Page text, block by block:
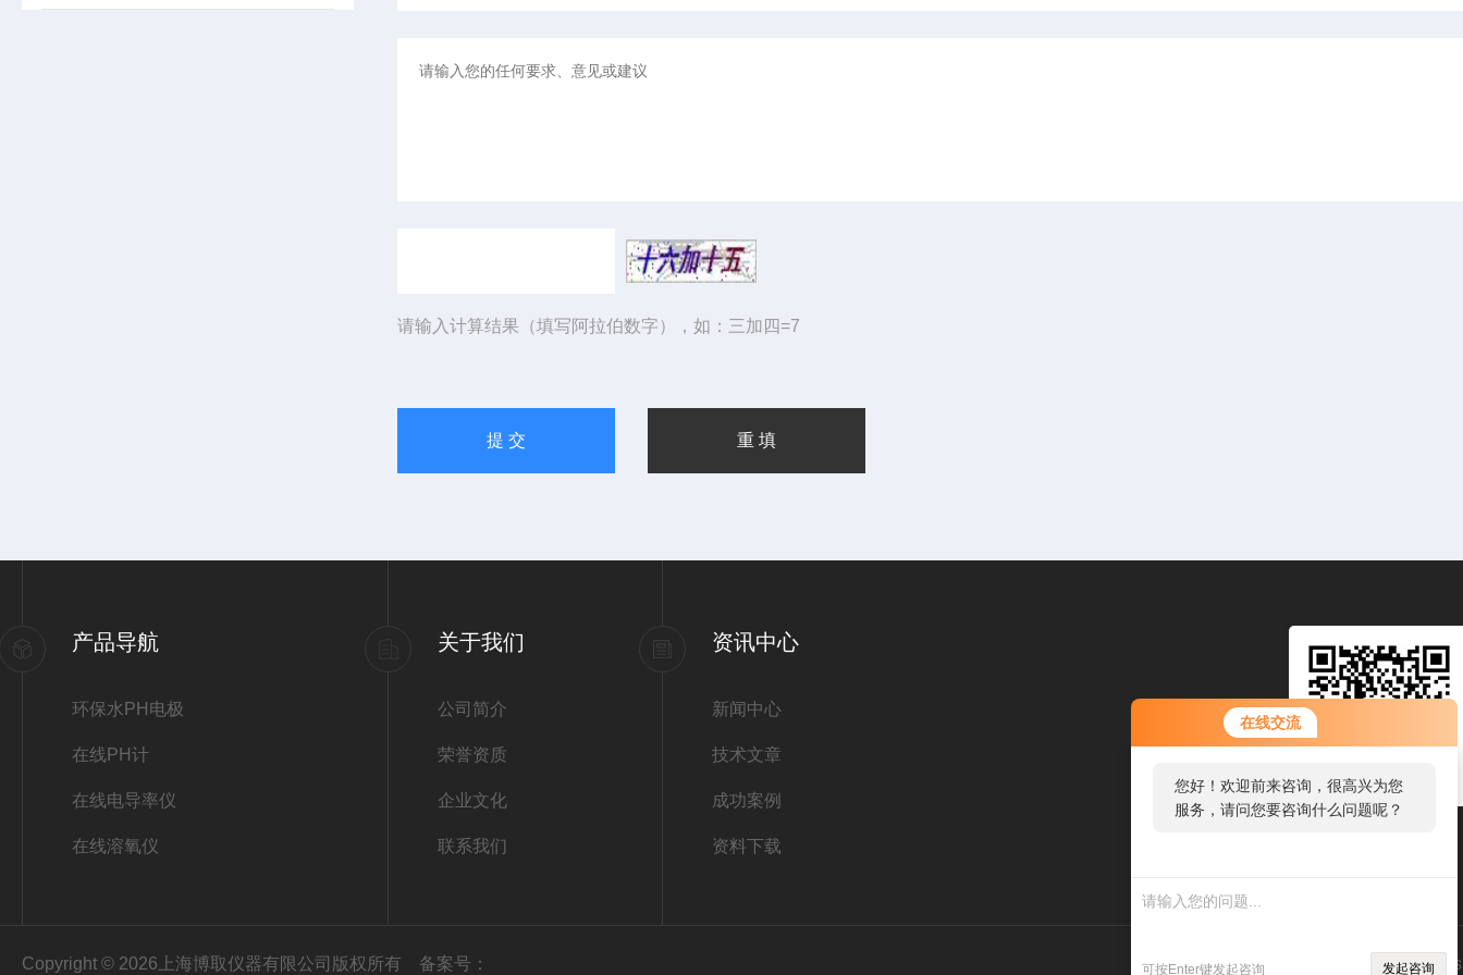
在线交流
您好！欢迎前来咨询，很高兴为您
服务，请问您要咨询什么问题呢？
了需求产品，您可以直接在线与我
联系！
可按Enter键发起咨询 发起咨询
请输入计算结果（填写阿拉伯数字），如：三加四=7
产品导航
环保水PH电极
在线PH计
在线电导率仪
在线溶氧仪
关于我们
公司简介
荣誉资质
企业文化
联系我们
资讯中心
新闻中心
技术文章
成功案例
资料下载
Copyright © 2026上海博取仪器有限公司版权所有 备案号： 技术支持： 管理登录